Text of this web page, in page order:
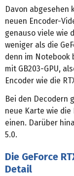
Davon abgesehen
neuen Encoder-
genauso viele wie
weniger als die
denn im Notebook
mit GB203-GPU,
Encoder wie die
Bei den Decodern
neue Karte wie die
einen. Darüber
5.0.
Die GeForce
Detail